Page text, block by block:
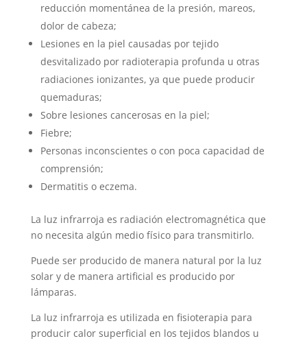
reducción momentánea de la presión, mareos,
dolor de cabeza;
Lesiones en la piel causadas por tejido
desvitalizado por radioterapia profunda u otras
radiaciones ionizantes, ya que puede producir
quemaduras;
Sobre lesiones cancerosas en la piel;
Fiebre;
Personas inconscientes o con poca capacidad de
comprensión;
Dermatitis o eczema.
La luz infrarroja es radiación electromagnética que
no necesita algún medio físico para transmitirlo.
Puede ser producido de manera natural por la luz
solar y de manera artificial es producido por
lámparas.
La luz infrarroja es utilizada en fisioterapia para
producir calor superficial en los tejidos blandos u